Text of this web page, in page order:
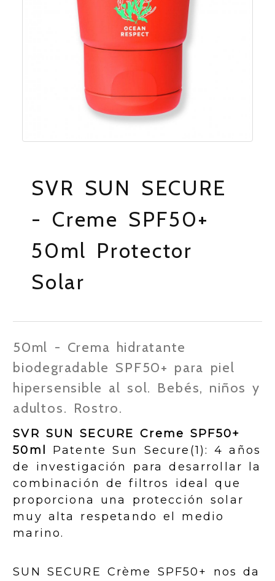
SVR SUN SECURE
- Creme SPF50+
50ml Protector
Solar
50ml - Crema hidratante
biodegradable SPF50+ para piel
hipersensible al sol. Bebés, niños y
adultos. Rostro.
SVR SUN SECURE Creme SPF50+
50ml
Patente Sun Secure(1): 4 años
de investigación para desarrollar la
combinación de filtros ideal que
proporciona una protección solar
muy alta respetando el medio
marino.
SUN SECURE Crème SPF50+ nos da